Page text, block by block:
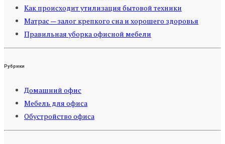
Как происходит утилизация бытовой техники
Матрас — залог крепкого сна и хорошего здоровья
Правильная уборка офисной мебели
Рубрики
Домашний офис
Мебель для офиса
Обустройство офиса